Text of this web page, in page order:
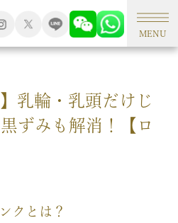
MENU
乳輪・乳頭だけじ
ずみも解消！【ロ
クとは？